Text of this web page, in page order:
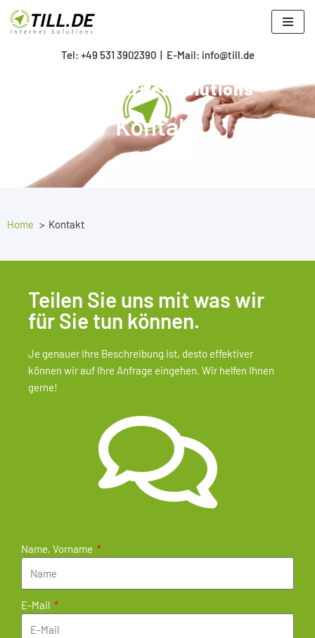
Zum
Tel: +49 531 3902390| E-Mail: info@till.de
TILL.DE Internet Solutions
Kontakt
Home Kontakt
Teilen Sie uns mit was wir
für Sie tun können.
Je genauer Ihre Beschreibung ist, desto effektiver
können wir auf Ihre Anfrage eingehen. Wir helfen Ihnen
gerne!
Name, Vorname
E-Mail